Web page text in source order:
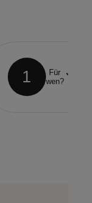
1
Für
wen?